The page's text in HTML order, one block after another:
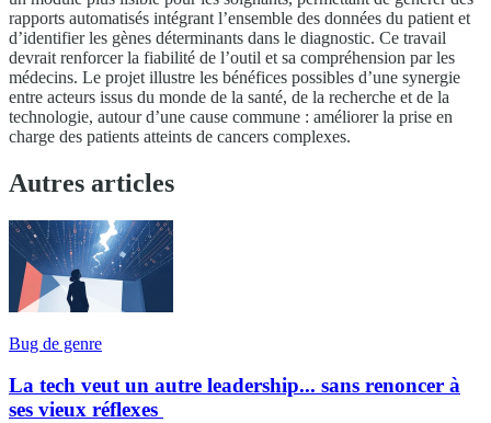
rapports automatisés intégrant l’ensemble des données du patient et
d’identifier les gènes déterminants dans le diagnostic. Ce travail
devrait renforcer la fiabilité de l’outil et sa compréhension par les
médecins. Le projet illustre les bénéfices possibles d’une synergie
entre acteurs issus du monde de la santé, de la recherche et de la
technologie, autour d’une cause commune : améliorer la prise en
charge des patients atteints de cancers complexes.
Autres articles
Bug de genre
La tech veut un autre leadership... sans renoncer à
ses vieux réflexes